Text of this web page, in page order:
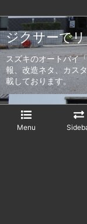
ジクサーで
スズキのオートバイ
報、改造ネタ、カス
載しております。
Menu